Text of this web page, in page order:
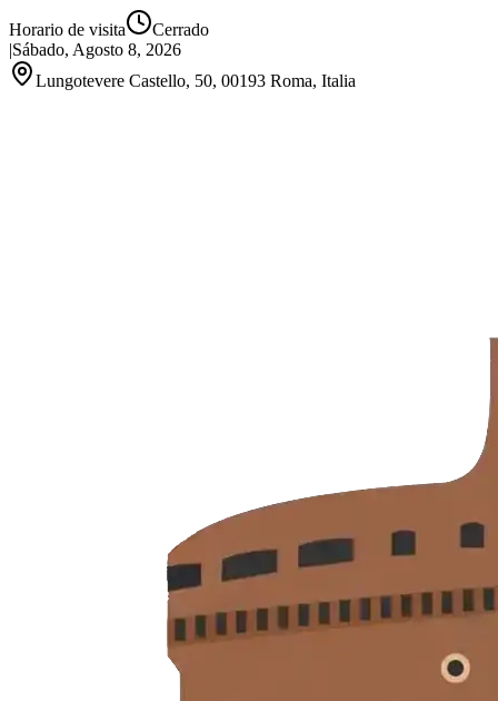
Horario de visita
Cerrado
|Sábado, Agosto 8, 2026
Lungotevere Castello, 50, 00193 Roma, Italia